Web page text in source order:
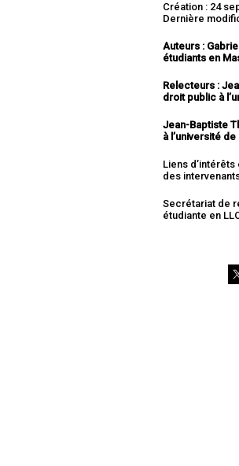
Création : 24
Dernière
Auteurs :
étudiants en
Relecteurs :
droit public à
Jean-Baptiste
à l’université
Liens
des
Secrétariat de
étudiante en